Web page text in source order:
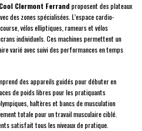
Clermont Ferrand proposent des plateaux
des zones spécialisées. L’espace cardio-
vélos elliptiques, rameurs et vélos
individuels. Ces machines permettent un
varié avec suivi des performances en temps
des appareils guidés pour débuter en
de poids libres pour les pratiquants
haltères et bancs de musculation
totale pour un travail musculaire ciblé.
satisfait tous les niveaux de pratique.